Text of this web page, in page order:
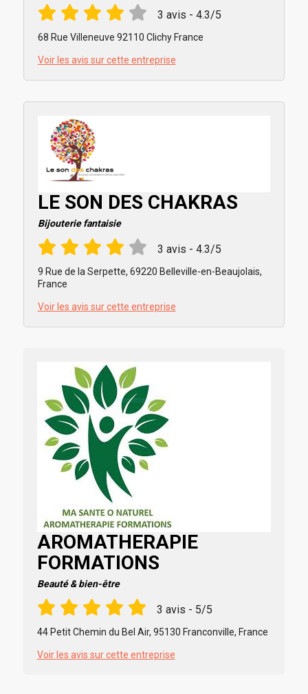
3 avis - 4.3/5
68 Rue Villeneuve 92110 Clichy France
Voir les avis sur cette entreprise
LE SON DES CHAKRAS
Bijouterie fantaisie
3 avis - 4.3/5
9 Rue de la Serpette, 69220 Belleville-en-Beaujolais,
France
Voir les avis sur cette entreprise
AROMATHERAPIE
FORMATIONS
Beauté & bien-être
3 avis - 5/5
44 Petit Chemin du Bel Air, 95130 Franconville, France
Voir les avis sur cette entreprise